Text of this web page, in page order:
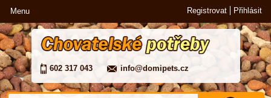
Menu Registrovat Přihlásit
602 317 043 info@domipets.cz